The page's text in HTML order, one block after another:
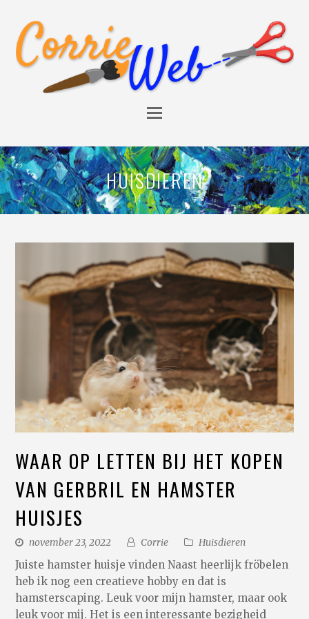
HUISDIEREN
WAAR OP LETTEN BIJ HET KOPEN
VAN GERBRIL EN HAMSTER
HUISJES
november 23, 2022 Corrie Huisdieren
Juiste hamster huisje vinden Naast heerlijk fröbelen
heb ik nog een creatieve hobby en dat is
hamsterscaping. Leuk voor mijn hamster, maar ook
leuk voor mij. Het is een interessante bezigheid